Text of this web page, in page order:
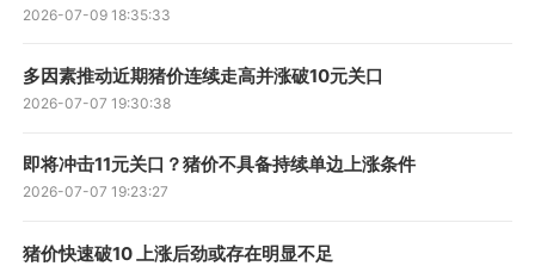
2026-07-09 18:35:33
多因素推动近期猪价连续走高并涨破10元关口
2026-07-07 19:30:38
即将冲击11元关口？猪价不具备持续单边上涨条件
2026-07-07 19:23:27
猪价快速破10 上涨后劲或存在明显不足